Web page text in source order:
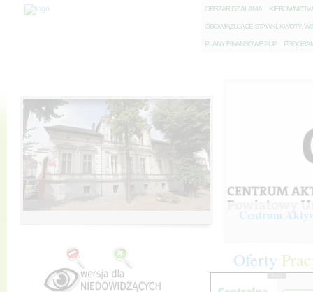
OBSZAR DZIAŁANIA K
OBOWIĄZUJĄCE STAWKI, KWOTY,
PLANY FINANSOWE PUP P
Centrum
Oferty